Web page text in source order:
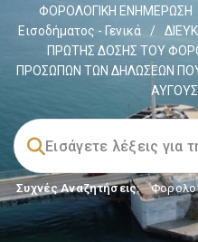
ΦΟΡΟΛΟΓΙΚΗ ΕΝΗΜΕΡΩΣΗ
Εισοδήματος - Γενικά
/
ΠΡΩΤΗΣ ΔΟΣΗΣ ΤΟΥ
ΠΡΟΣΩΠΩΝ ΤΩΝ ΔΗΛΩΣΕΩΝ
Συχνές Αναζητήσεις: